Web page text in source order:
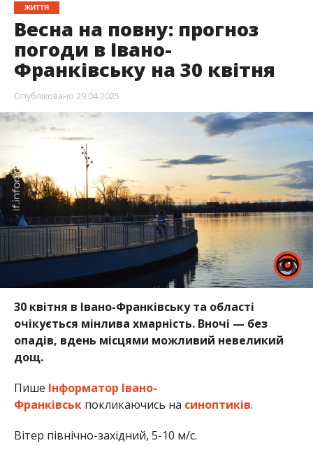
ЖИТТЯ
Весна на повну: прогноз
погоди в Івано-
Франківську на 30 квітня
Опубліковано 29.04.2025
30 квітня в Івано-Франківську та області
очікується мінлива хмарність. Вночі — без
опадів, вдень місцями можливий невеликий
дощ.
Пише Інформатор Івано-
Франківськпокликаючись на синоптиків.
Вітер північно-західний, 5-10 м/с.